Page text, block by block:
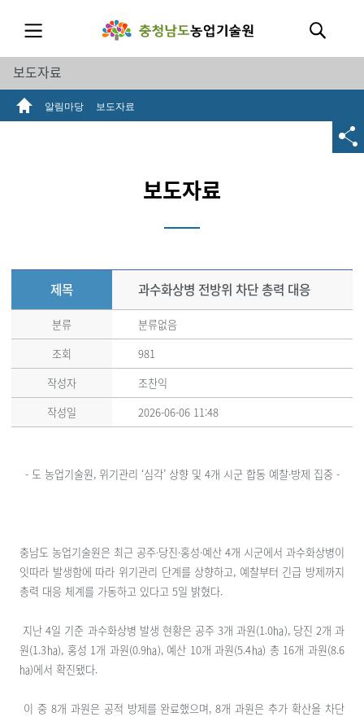
보도자료
알림마당 보도자료
보도자료
제목 과수화상병 전방위 차단 총력 대응
분류
분류없음
조회
981
작성자
조찬익
작성일
2026-06-06 11:48
- 도 농업기술원, 위기관리 ‘심각’ 상향 및 4개 시군 합동 예찰·방제 집중 -
충남도 농업기술원은 최근 공주·당진·홍성·예산 4개 시군에서 과수화상병이
잇따라 발생함에 따라 위기관리 단계를 상향하고, 예찰부터 긴급 방제까지
총력 대응 체계를 가동하고 있다고 5일 밝혔다.
지난 4일 기준 과수화상병 발생 현황은 공주 3개 과원(1.0㏊), 당진 2개 과
원(1.3㏊), 홍성 1개 과원(0.9㏊), 예산 10개 과원(5.4㏊) 총 16개 과원(8.6
㏊)에서 확진됐다.
이 중 8개 과원은 공적 방제를 완료했으며, 8개 과원은 추가 확산을 차단